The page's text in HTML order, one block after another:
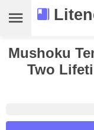
Daftar Novel
Tamat
Mushoku
Two